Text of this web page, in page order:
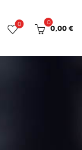
0 0
0,00 €